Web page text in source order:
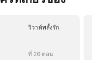
วิวาห์พลั้งรัก
ที่ 26 ตอน